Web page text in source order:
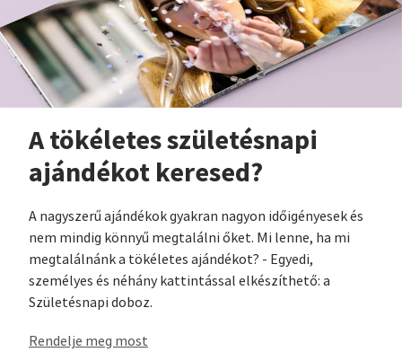
A tökéletes születésnapi
ajándékot keresed?
A nagyszerű ajándékok gyakran nagyon időigényesek és
nem mindig könnyű megtalálni őket. Mi lenne, ha mi
megtalálnánk a tökéletes ajándékot? - Egyedi,
személyes és néhány kattintással elkészíthető: a
Születésnapi doboz.
Rendelje meg most